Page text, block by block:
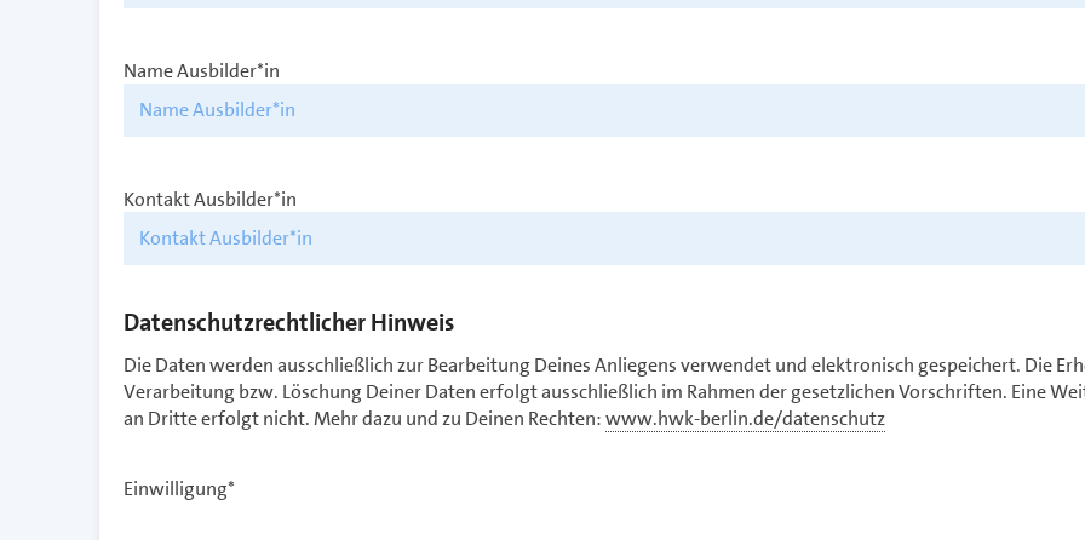
Name Ausbilder*in
Kontakt Ausbilder*in
Datenschutzrechtlicher Hinweis
Die Daten werden ausschließlich zur Bearbeitung Deines Anliegens verwendet und elektronisch gespeichert. Die
Verarbeitung bzw. Löschung Deiner Daten erfolgt ausschließlich im Rahmen der gesetzlichen Vorschriften. Eine
an Dritte erfolgt nicht. Mehr dazu und zu Deinen Rechten:www.hwk-berlin.de/datenschutz
Einwilligung*